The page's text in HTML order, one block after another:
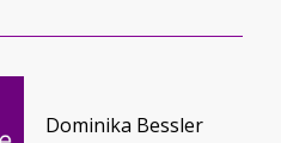
Dominika Bessler